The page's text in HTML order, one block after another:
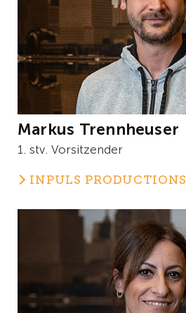
Markus Trennheuser
1. stv. Vorsitzender
INPULS PRODUCTIONS